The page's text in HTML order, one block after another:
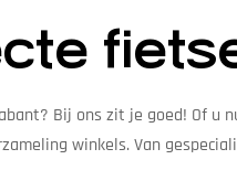
Bij ons zit je goed! Of
winkels. Van